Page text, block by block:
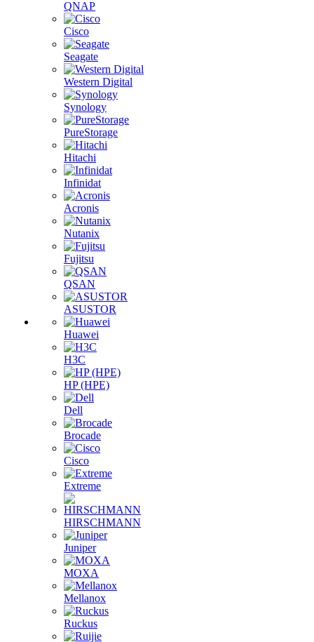
QNAP
Cisco
Seagate
Western Digital
Synology
PureStorage
Hitachi
Infinidat
Acronis
Nutanix
Fujitsu
QSAN
ASUSTOR
Huawei
H3C
HP (HPE)
Dell
Brocade
Cisco
Extreme
HIRSCHMANN
Juniper
MOXA
Mellanox
Ruckus